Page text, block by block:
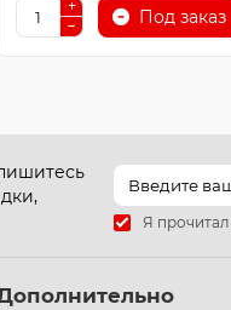
Под заказ
Я